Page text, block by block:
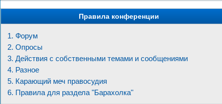
Правила конференции
1. Форум
2. Опросы
3. Действия с собственными темами и сообщениями
4. Разное
5. Карающий меч правосудия
6. Правила для раздела "Барахолка"